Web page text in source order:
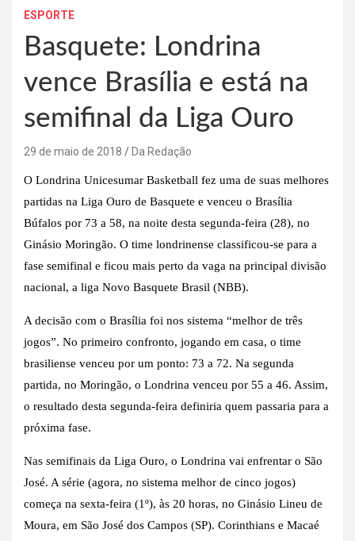
ESPORTE
Basquete: Londrina
vence Brasília e está na
semifinal da Liga Ouro
29 de maio de 2018 Da Redação
O Londrina Unicesumar Basketball fez uma de suas melhores
partidas na Liga Ouro de Basquete e venceu o Brasília
Búfalos por 73 a 58, na noite desta segunda-feira (28), no
Ginásio Moringão. O time londrinense classificou-se para a
fase semifinal e ficou mais perto da vaga na principal divisão
nacional, a liga Novo Basquete Brasil (NBB).
A decisão com o Brasília foi nos sistema “melhor de três
jogos”. No primeiro confronto, jogando em casa, o time
brasiliense venceu por um ponto: 73 a 72. Na segunda
partida, no Moringão, o Londrina venceu por 55 a 46. Assim,
o resultado desta segunda-feira definiria quem passaria para a
próxima fase.
Nas semifinais da Liga Ouro, o Londrina vai enfrentar o São
José. A série (agora, no sistema melhor de cinco jogos)
começa na sexta-feira (1º), às 20 horas, no Ginásio Lineu de
Moura, em São José dos Campos (SP). Corinthians e Macaé